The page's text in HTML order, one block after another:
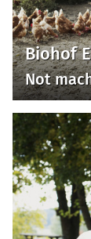
Biohof
Not